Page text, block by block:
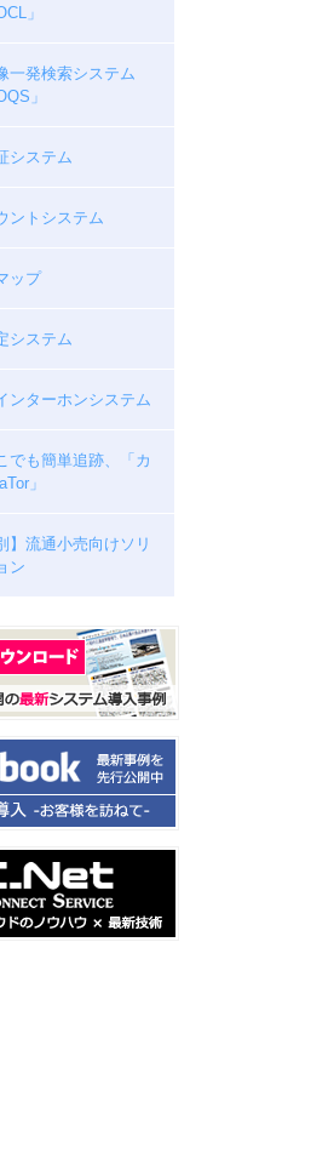
」
一発検索システム
」
システム
ントシステム
ップ
システム
ンターホンシステム
でも簡単追跡、「カ
」
】流通小売向けソリ
ン